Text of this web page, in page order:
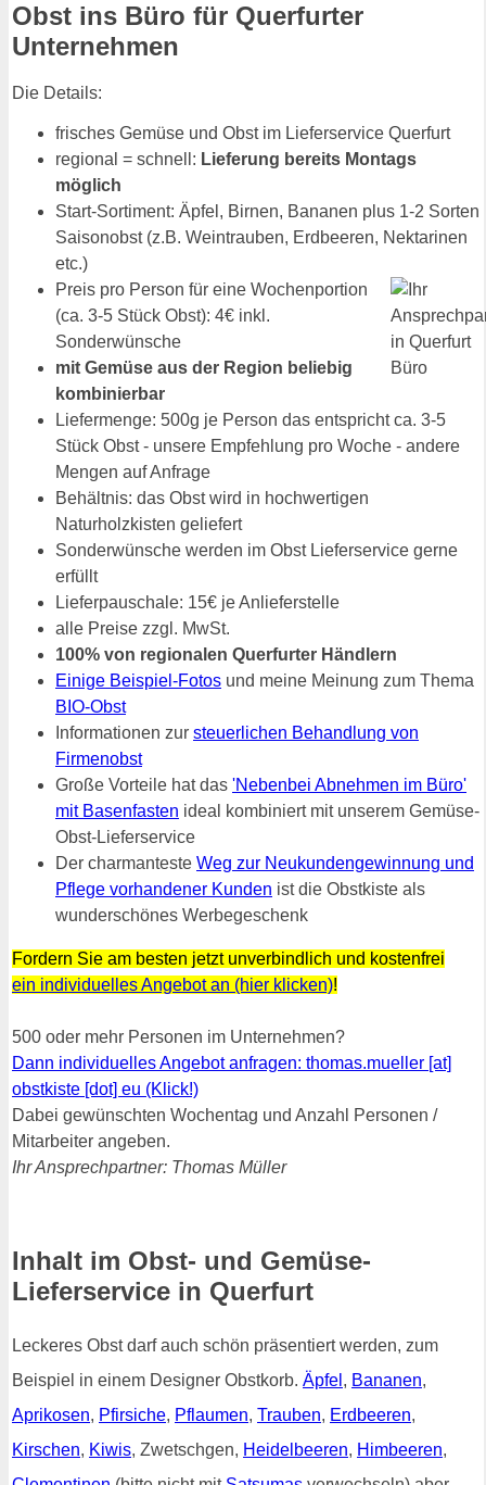
Obst ins Büro für Querfurter
Unternehmen
Die Details:
frisches Gemüse und Obst im Lieferservice Querfurt
regional = schnell: Lieferung bereits Montags
möglich
Start-Sortiment: Äpfel, Birnen, Bananen plus 1-2 Sorten
Saisonobst (z.B. Weintrauben, Erdbeeren, Nektarinen
etc.)
Preis pro Person für eine Wochenportion
(ca. 3-5 Stück Obst): 4€ inkl.
Sonderwünsche
mit Gemüse aus der Region beliebig
kombinierbar
Liefermenge: 500g je Person das entspricht ca. 3-5
Stück Obst - unsere Empfehlung pro Woche - andere
Mengen auf Anfrage
Behältnis: das Obst wird in hochwertigen
Naturholzkisten geliefert
Sonderwünsche werden im Obst Lieferservice gerne
erfüllt
Lieferpauschale: 15€ je Anlieferstelle
alle Preise zzgl. MwSt.
100% von regionalen Querfurter Händlern
Einige Beispiel-Fotos und meine Meinung zum Thema
BIO-Obst
Informationen zur steuerlichen Behandlung von
Firmenobst
Große Vorteile hat das 'Nebenbei Abnehmen im Büro'
mit Basenfasten ideal kombiniert mit unserem Gemüse-
Obst-Lieferservice
Der charmanteste Weg zur Neukundengewinnung und
Pflege vorhandener Kunden ist die Obstkiste als
wunderschönes Werbegeschenk
Fordern Sie am besten jetzt unverbindlich und kostenfrei
ein individuelles Angebot an (hier klicken)!
500 oder mehr Personen im Unternehmen?
Dann individuelles Angebot anfragen: thomas.mueller [at]
obstkiste [dot] eu (Klick!)
Dabei gewünschten Wochentag und Anzahl Personen /
Mitarbeiter angeben.
Ihr Ansprechpartner: Thomas Müller
Inhalt im Obst- und Gemüse-
Lieferservice in Querfurt
Leckeres Obst darf auch schön präsentiert werden, zum
Beispiel in einem Designer Obstkorb. Äpfel , Bananen,
Aprikosen, Pfirsiche, Pflaumen, Trauben, Erdbeeren,
Kirschen, Kiwis, Zwetschgen, Heidelbeeren, Himbeeren,